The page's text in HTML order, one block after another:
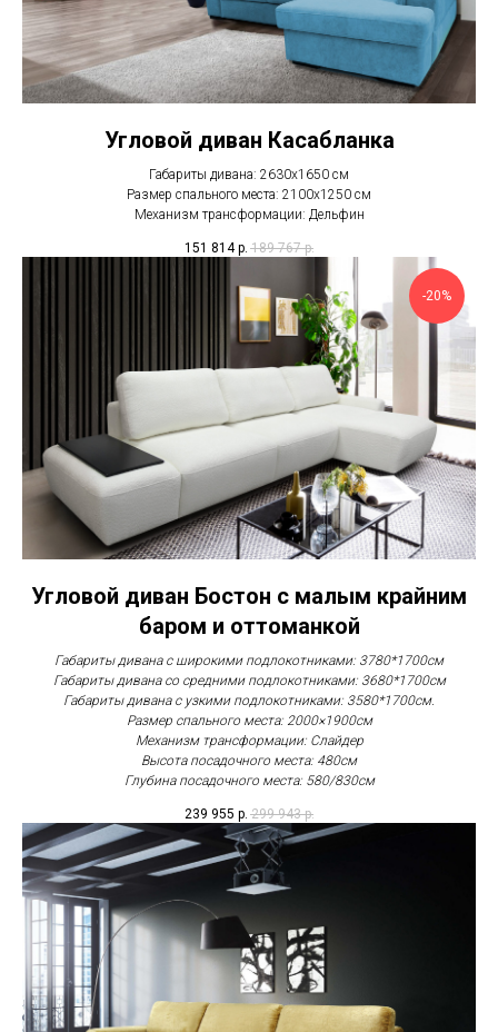
Угловой диван Касабланка
Габариты дивана: 2630х1650 см
Размер спального места: 2100х1250 см
Механизм трансформации: Дельфин
151 814 р. 189 767 р.
-20%
Угловой диван Бостон с малым крайним
баром и оттоманкой
Габариты дивана с широкими подлокотниками: 3780*1700см
Габариты дивана со средними подлокотниками: 3680*1700см
Габариты дивана с узкими подлокотниками: 3580*1700см.
Размер спального места: 2000×1900см
Механизм трансформации: Слайдер
Высота посадочного места: 480см
Глубина посадочного места: 580/830см
239 955 р. 299 943 р.